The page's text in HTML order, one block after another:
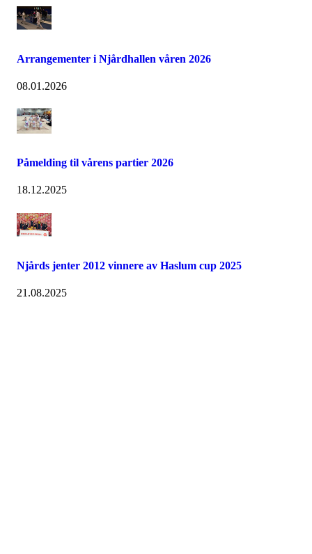
Arrangementer i Njårdhallen våren 2026
08.01.2026
Påmelding til vårens partier 2026
18.12.2025
Njårds jenter 2012 vinnere av Haslum cup 2025
21.08.2025